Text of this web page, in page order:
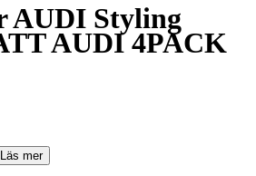
AUDI Styling
AUDI 4PACK
Läs mer